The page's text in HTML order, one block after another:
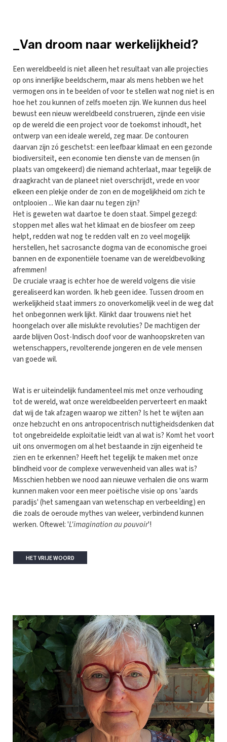
_Van droom naar werkelijkheid?
Een wereldbeeld is niet alleen het resultaat van alle projecties
op ons innerlijke beeldscherm, maar als mens hebben we het
vermogen ons in te beelden of voor te stellen wat nog niet is en
hoe het zou kunnen of zelfs moeten zijn. We kunnen dus heel
bewust een nieuw wereldbeeld construeren, zijnde een visie
op de wereld die een project voor de toekomst inhoudt, het
ontwerp van een ideale wereld, zeg maar. De contouren
daarvan zijn zó geschetst: een leefbaar klimaat en een gezonde
biodiversiteit, een economie ten dienste van de mensen (in
plaats van omgekeerd) die niemand achterlaat, maar tegelijk de
draagkracht van de planeet niet overschrijdt, vrede en voor
elkeen een plekje onder de zon en de mogelijkheid om zich te
ontplooien ... Wie kan daar nu tegen zijn?
Het is geweten wat daartoe te doen staat. Simpel gezegd:
stoppen met alles wat het klimaat en de biosfeer om zeep
helpt, redden wat nog te redden valt en zo veel mogelijk
herstellen, het sacrosancte dogma van de economische groei
bannen en de exponentiële toename van de wereldbevolking
afremmen!
De cruciale vraag is echter hoe de wereld volgens die visie
gerealiseerd kan worden. Ik heb geen idee. Tussen droom en
werkelijkheid staat immers zo onoverkomelijk veel in de weg dat
het onbegonnen werk lijkt. Klinkt daar trouwens niet het
hoongelach over alle mislukte revoluties? De machtigen der
aarde blijven Oost-Indisch doof voor de wanhoopskreten van
wetenschappers, revolterende jongeren en de vele mensen
van goede wil.
Wat is er uiteindelijk fundamenteel mis met onze verhouding
tot de wereld, wat onze wereldbeelden perverteert en maakt
dat wij de tak afzagen waarop we zitten? Is het te wijten aan
onze hebzucht en ons antropocentrisch nuttigheidsdenken dat
tot ongebreidelde exploitatie leidt van al wat is? Komt het voort
uit ons onvermogen om al het bestaande in zijn eigenheid te
zien en te erkennen? Heeft het tegelijk te maken met onze
blindheid voor de complexe verwevenheid van alles wat is?
Misschien hebben we nood aan nieuwe verhalen die ons warm
kunnen maken voor een meer poëtische visie op ons 'aards
paradijs' (het samengaan van wetenschap en verbeelding) en
die zoals de oeroude mythes van weleer, verbindend kunnen
werken. Oftewel: 'L'imagination au pouvoir'!
HET VRIJE WOORD